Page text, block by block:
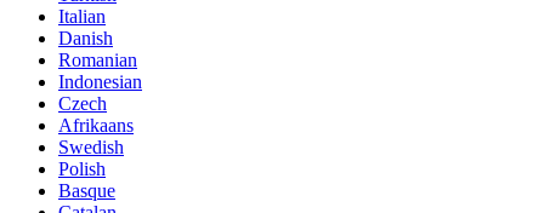
Italian
Danish
Romanian
Indonesian
Czech
Afrikaans
Swedish
Polish
Basque